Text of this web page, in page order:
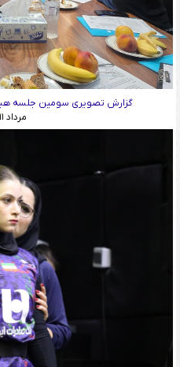
گزارش تصویری سومین جلسه
مرداد ۱۱, ۱۴۰۵